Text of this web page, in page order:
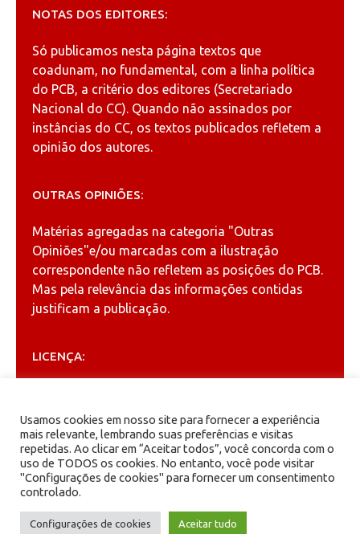
NOTAS DOS EDITORES:
Só publicamos nesta página textos que
coadunam, no fundamental, com a linha política
do PCB, a critério dos editores (Secretariado
Nacional do CC). Quando não assinados por
instâncias do CC, os textos publicados refletem a
opinião dos autores.
OUTRAS OPINIÕES:
Matérias agregadas na categoria "Outras
Opiniões"e/ou marcadas com a ilustração
correspondente não refletem as posições do PCB.
Mas pela relevância das informações contidas
justificam a publicação.
LICENÇA:
Creative Commons
ARQUIVOS
Arquivos
Usamos cookies em nosso site para fornecer a experiência
mais relevante, lembrando suas preferências e visitas
repetidas. Ao clicar em “Aceitar todos”, você concorda com o
uso de TODOS os cookies. No entanto, você pode visitar
"Configurações de cookies" para fornecer um consentimento
controlado.
Configurações de cookies Aceitar tudo